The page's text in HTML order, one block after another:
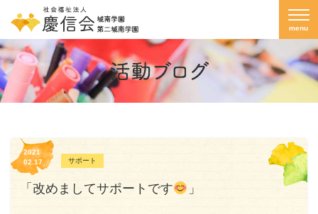
2021
02.17
サポート
「改めましてサポートです 」
menu